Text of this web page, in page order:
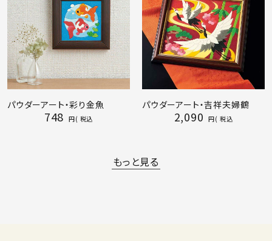
パウダーアート・彩り金魚
748 税込
パウダーアート・吉祥夫婦鶴
2,090 税込
もっと見る